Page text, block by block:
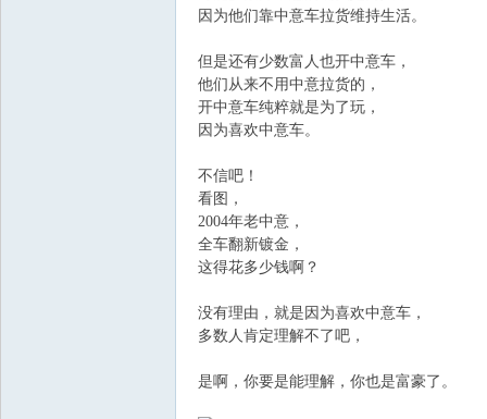
因为他们靠中意车拉货维持生活。
但是还有少数富人也开中意车，
他们从来不用中意拉货的，
开中意车纯粹就是为了玩，
因为喜欢中意车。
不信吧！
看图，
2004年老中意，
全车翻新镀金，
这得花多少钱啊？
没有理由，就是因为喜欢中意车，
多数人肯定理解不了吧，
是啊，你要是能理解，你也是富豪了。